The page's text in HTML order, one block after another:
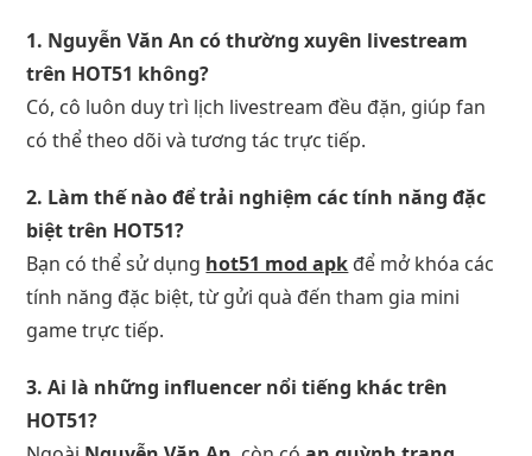
1. Nguyễn Văn An có thường xuyên livestream
trên HOT51 không?
Có, cô luôn duy trì lịch livestream đều đặn, giúp fan
có thể theo dõi và tương tác trực tiếp.
2. Làm thế nào để trải nghiệm các tính năng đặc
biệt trên HOT51?
Bạn có thể sử dụng hot51 mod apk để mở khóa các
tính năng đặc biệt, từ gửi quà đến tham gia mini
game trực tiếp.
3. Ai là những influencer nổi tiếng khác trên
HOT51?